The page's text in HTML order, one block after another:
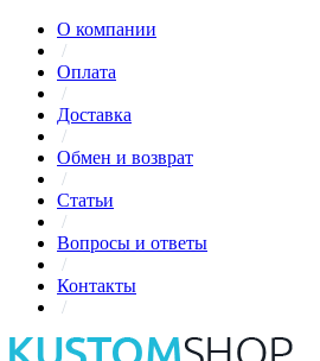
О компании
/
Оплата
/
Доставка
/
Обмен и возврат
/
Статьи
/
Вопросы и ответы
/
Контакты
/